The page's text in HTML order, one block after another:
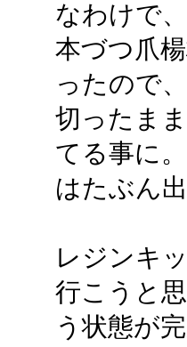
なわけで
本づつ爪
ったので
切ったま
てる事に
はたぶん
レジンキ
行こうと
う状態が